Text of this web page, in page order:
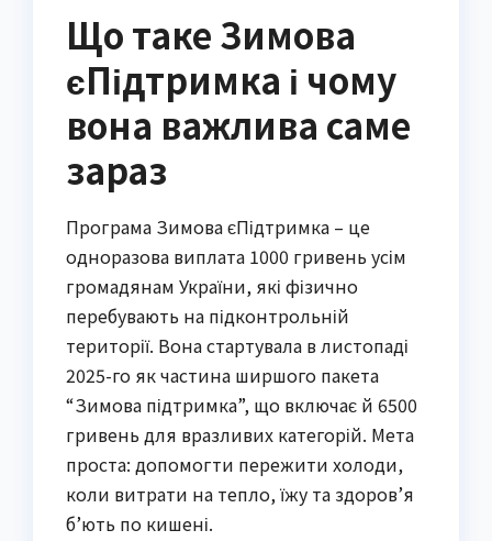
Що таке Зимова
єПідтримка і чому
вона важлива саме
зараз
Програма Зимова єПідтримка – це
одноразова виплата 1000 гривень усім
громадянам України, які фізично
перебувають на підконтрольній
території. Вона стартувала в листопаді
2025-го як частина ширшого пакета
“Зимова підтримка”, що включає й 6500
гривень для вразливих категорій. Мета
проста: допомогти пережити холоди,
коли витрати на тепло, їжу та здоров’я
б’ють по кишені.